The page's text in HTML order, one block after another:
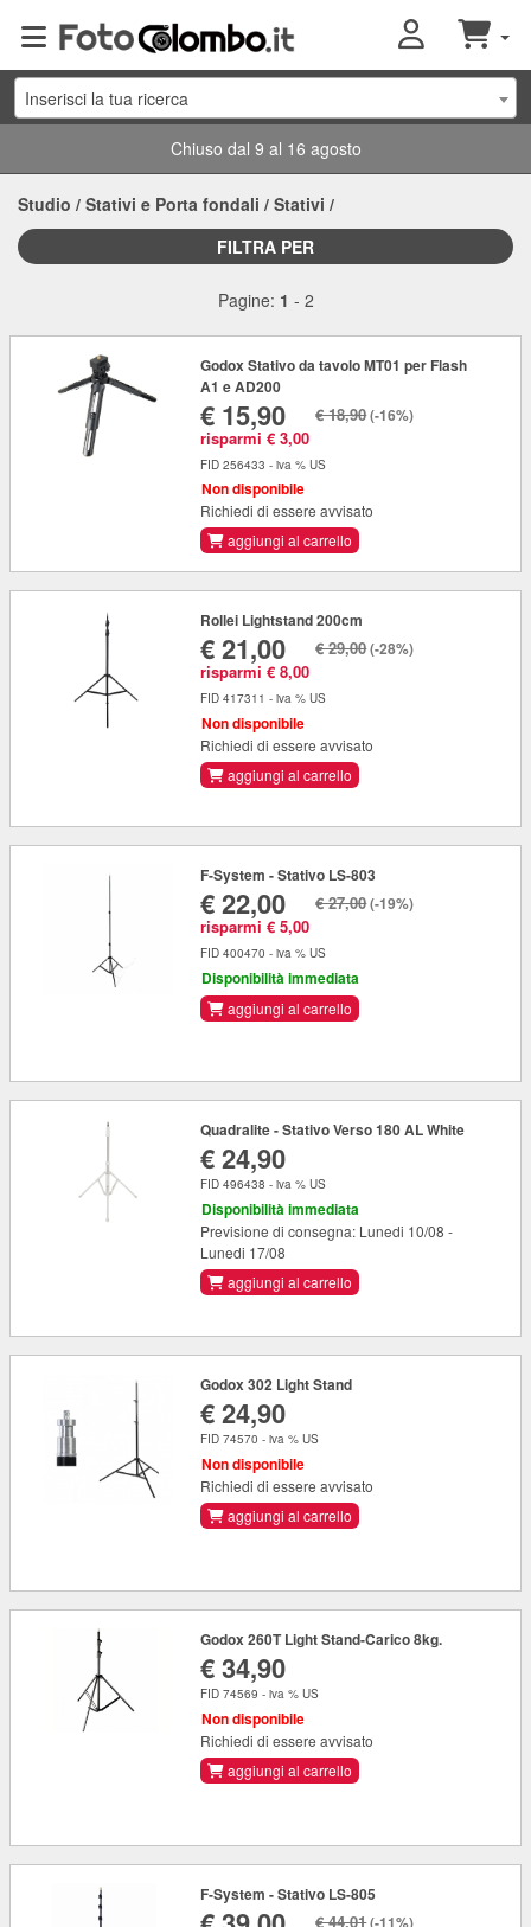
Inserisci la tua ricerca
Chiuso dal 9 al 16 agosto
Studio / Stativi e Porta fondali / Stativi /
FILTRA PER
Pagine: 1 - 2
Godox Stativo da tavolo MT01 per Flash
A1 e AD200
€ 15,90
risparmi € 3,00
€ 18,90(-16%)
FID 256433 - iva % US
Non disponibile
Richiedi di essere avvisato
aggiungi al carrello
Rollei Lightstand 200cm
€ 21,00
risparmi € 8,00
€ 29,00(-28%)
FID 417311 - iva % US
Non disponibile
Richiedi di essere avvisato
aggiungi al carrello
F-System - Stativo LS-803
€ 22,00
risparmi € 5,00
€ 27,00(-19%)
FID 400470 - iva % US
Disponibilità immediata
aggiungi al carrello
Quadralite - Stativo Verso 180 AL White
€ 24,90
FID 496438 - iva % US
Disponibilità immediata
Previsione di consegna: Lunedi 10/08 -
Lunedi 17/08
aggiungi al carrello
Godox 302 Light Stand
€ 24,90
FID 74570 - iva % US
Non disponibile
Richiedi di essere avvisato
aggiungi al carrello
Godox 260T Light Stand-Carico 8kg.
€ 34,90
FID 74569 - iva % US
Non disponibile
Richiedi di essere avvisato
aggiungi al carrello
F-System - Stativo LS-805
€ 44,01(-11%)